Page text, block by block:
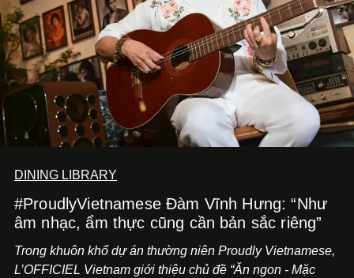
DINING LIBRARY
#ProudlyVietnamese Đàm Vĩnh Hưng: “Như
âm nhạc, ẩm thực cũng cần bản sắc riêng”
Trong khuôn khổ dự án thường niên Proudly Vietnamese,
L’OFFICIEL Vietnam giới thiệu chủ đề “Ăn ngon - Mặc